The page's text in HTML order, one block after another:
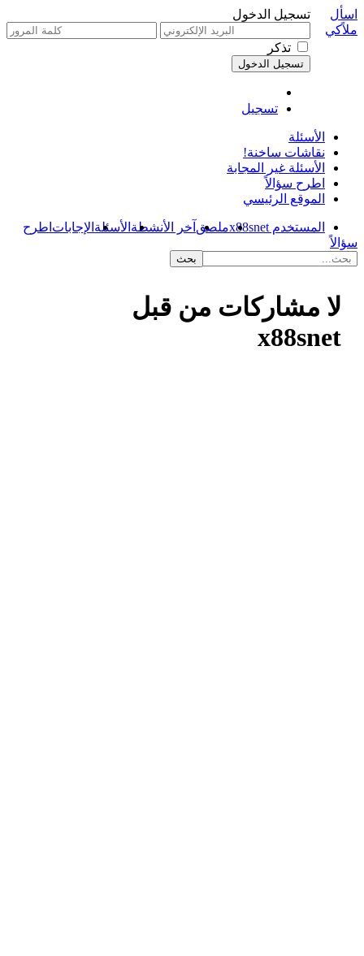
تسجيل الدخول
تذكر
تسجيل
اسأل
ملاًكي
الأسئلة
نقاشات ساخنة!
الأسئلة غير المجابة
اطرح سؤالاً
الموقع الرئيسي
المستخدم x88snet ملصق آخر الأنشطة الأسئلة الإجابات اطرح
سؤالاً
لا مشاركات من قبل
x88snet